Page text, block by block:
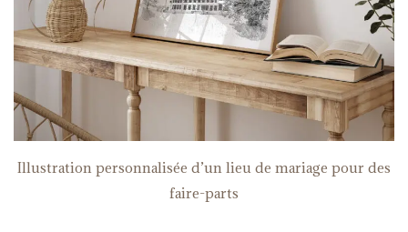
Illustration personnalisée d’un lieu de mariage pour des
faire-parts